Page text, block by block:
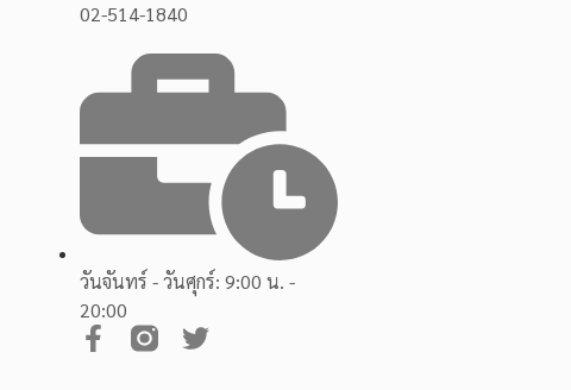
02-514-1840
วันจันทร์ - วันศุกร์: 9:00 น. -
20:00